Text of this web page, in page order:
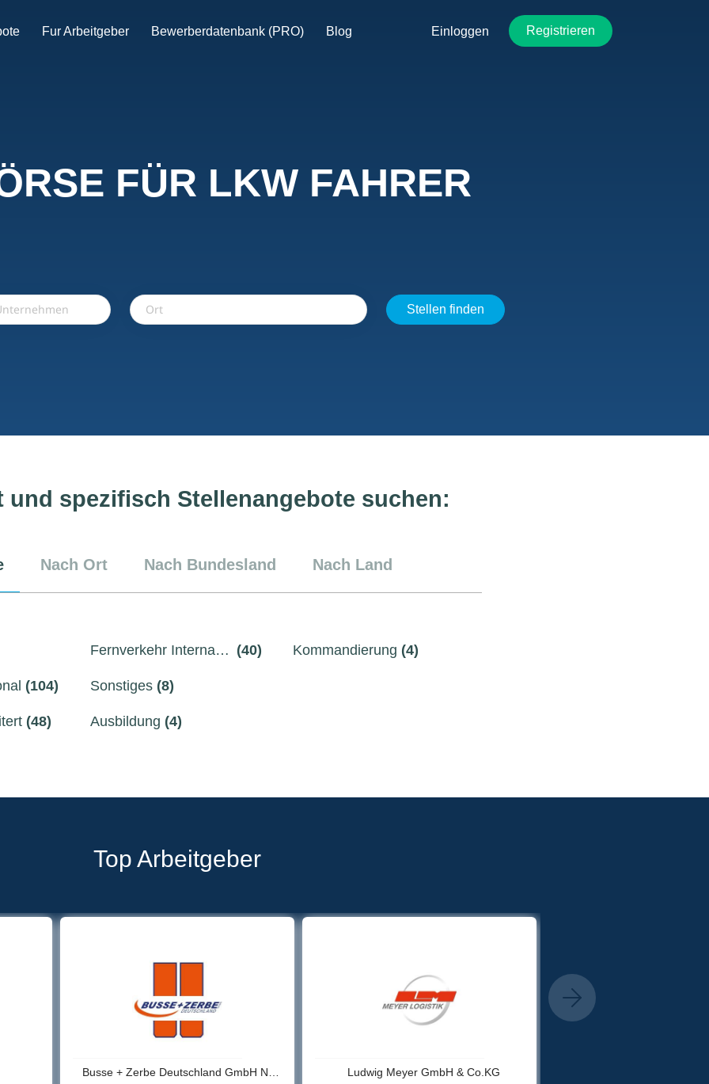
Einloggen Registrieren
Fur Arbeitgeber Bewerberdatenbank (PRO) Blog
FÜR LKW FAHRER
Ort
Stellen
finden
Stellen finden
und spezifisch Stellenangebote suchen:
Nach Ort Nach Bundesland Nach Land
(104)
(48)
Fernverkehr International(40)
Sonstiges (8)
Ausbildung (4)
Kommandierung (4)
Top Arbeitgeber
Ludwig Meyer GmbH & Co.KG MF Mineralöl Logistik GmbH